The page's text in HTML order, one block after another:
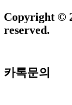
Copyright ©
reserved.
카톡문의